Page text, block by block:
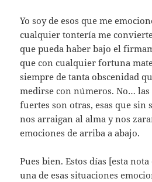
Yo soy de esos que me
cualquier tontería me
que pueda haber bajo el
que con cualquier fortuna
siempre de tanta obscenidad
medirse con números. No… las
fuertes son otras, esas que sin
nos arraigan al alma y nos
emociones de arriba a abajo.
Pues bien. Estos días [esta
una de esas situaciones